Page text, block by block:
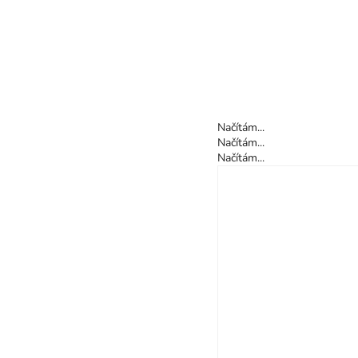
Načítám...
Načítám...
Načítám...